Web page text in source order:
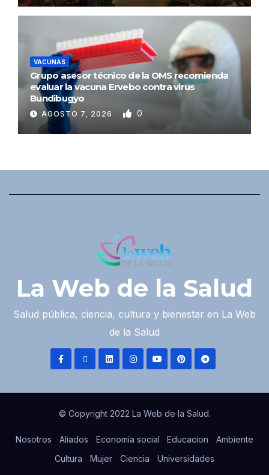
VACUNAS
Grupo asesor técnico de la OMS recomienda
evaluar la vacuna Ervebo contra virus
Bundibugyo
AGOSTO 7, 2026 0
La Web de la Salud
Salud pública, ciencia, cultura y bienestar en La Web
de la Salud
© Copyright 2022 La Web de la Salud.
Nosotros Aliados Economía social Educacion
Ambiente
Cultura
Mujer Ciencia
Universidades